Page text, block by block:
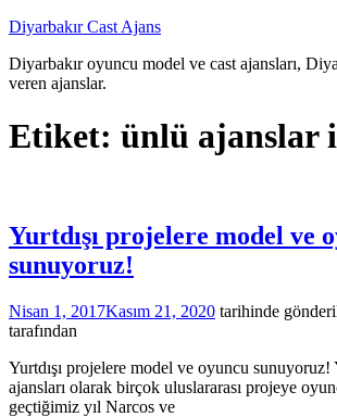
İçeriğe
Diyarbakır Cast Ajans
Diyarbakır oyuncu model ve cast ajansları,
veren ajanslar.
Etiket: ünlü ajanslar
Yurtdışı projelere model ve
sunuyoruz!
Nisan 1, 2017Kasım 21, 2020 tarihinde
tarafından
Yurtdışı projelere model ve oyuncu sunuyoruz!
ajansları olarak birçok uluslararası projeye
geçtiğimiz yıl Narcos ve